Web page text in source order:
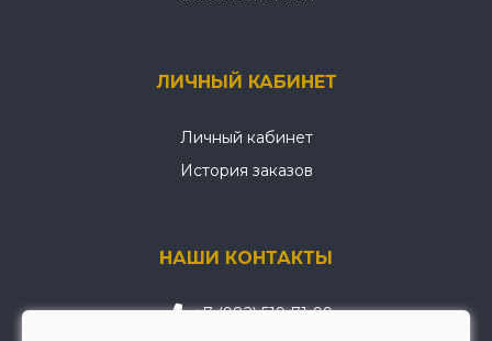
ЛИЧНЫЙ КАБИНЕТ
Личный кабинет
История заказов
НАШИ КОНТАКТЫ
+7 (982) 519-71-99